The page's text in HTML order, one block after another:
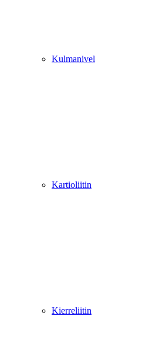
Kulmanivel
Kartioliitin
Kierreliitin